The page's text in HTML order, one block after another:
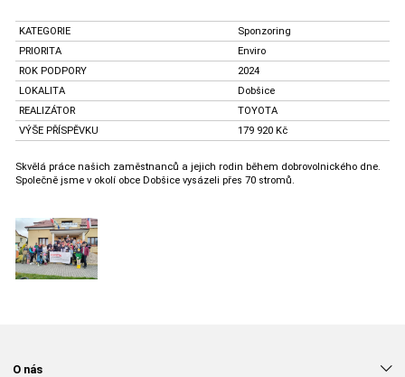
KATEGORIE
Sponzoring
PRIORITA
Enviro
ROK PODPORY
2024
LOKALITA
Dobšice
REALIZÁTOR
TOYOTA
VÝŠE PŘÍSPĚVKU
179 920 Kč
Skvělá práce našich zaměstnanců a jejich rodin během dobrovolnického dne.
Společně jsme v okolí obce Dobšice vysázeli přes 70 stromů.
O nás